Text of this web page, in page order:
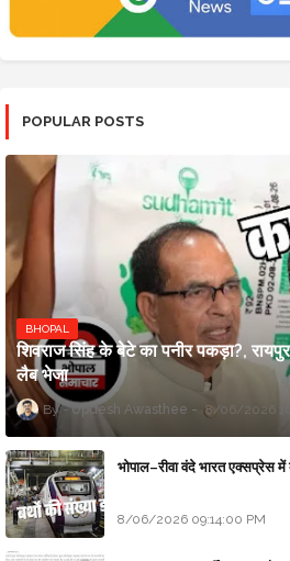
POPULAR POSTS
BHOPAL
शिवराज सिंह के बेटे का पनीर पकड़ा?,
लैब भेजा
Updesh Awasthee 8/06/2026
भोपाल–रीवा वंदे भारत एक्सप्रेस
8/06/2026 09:14:00 PM